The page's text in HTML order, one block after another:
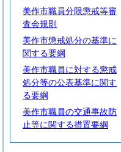
美作市職員分限懲戒等審
査会規則
美作市懲戒処分の基準に
関する要綱
美作市職員に対する懲戒
処分等の公表基準に関す
る要綱
美作市職員の交通事故防
止等に関する措置要綱